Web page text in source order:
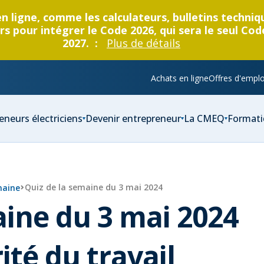
comme les calculateurs, bulletins
pour intégrer le Code 2026, qui sera le seul
2027. :
Plus de détails
Achats en ligneOffres
électriciens Devenir entrepreneur La CMEQ
Quiz de la semaine du 3 mai 2024
du 3 mai 2024
du travail